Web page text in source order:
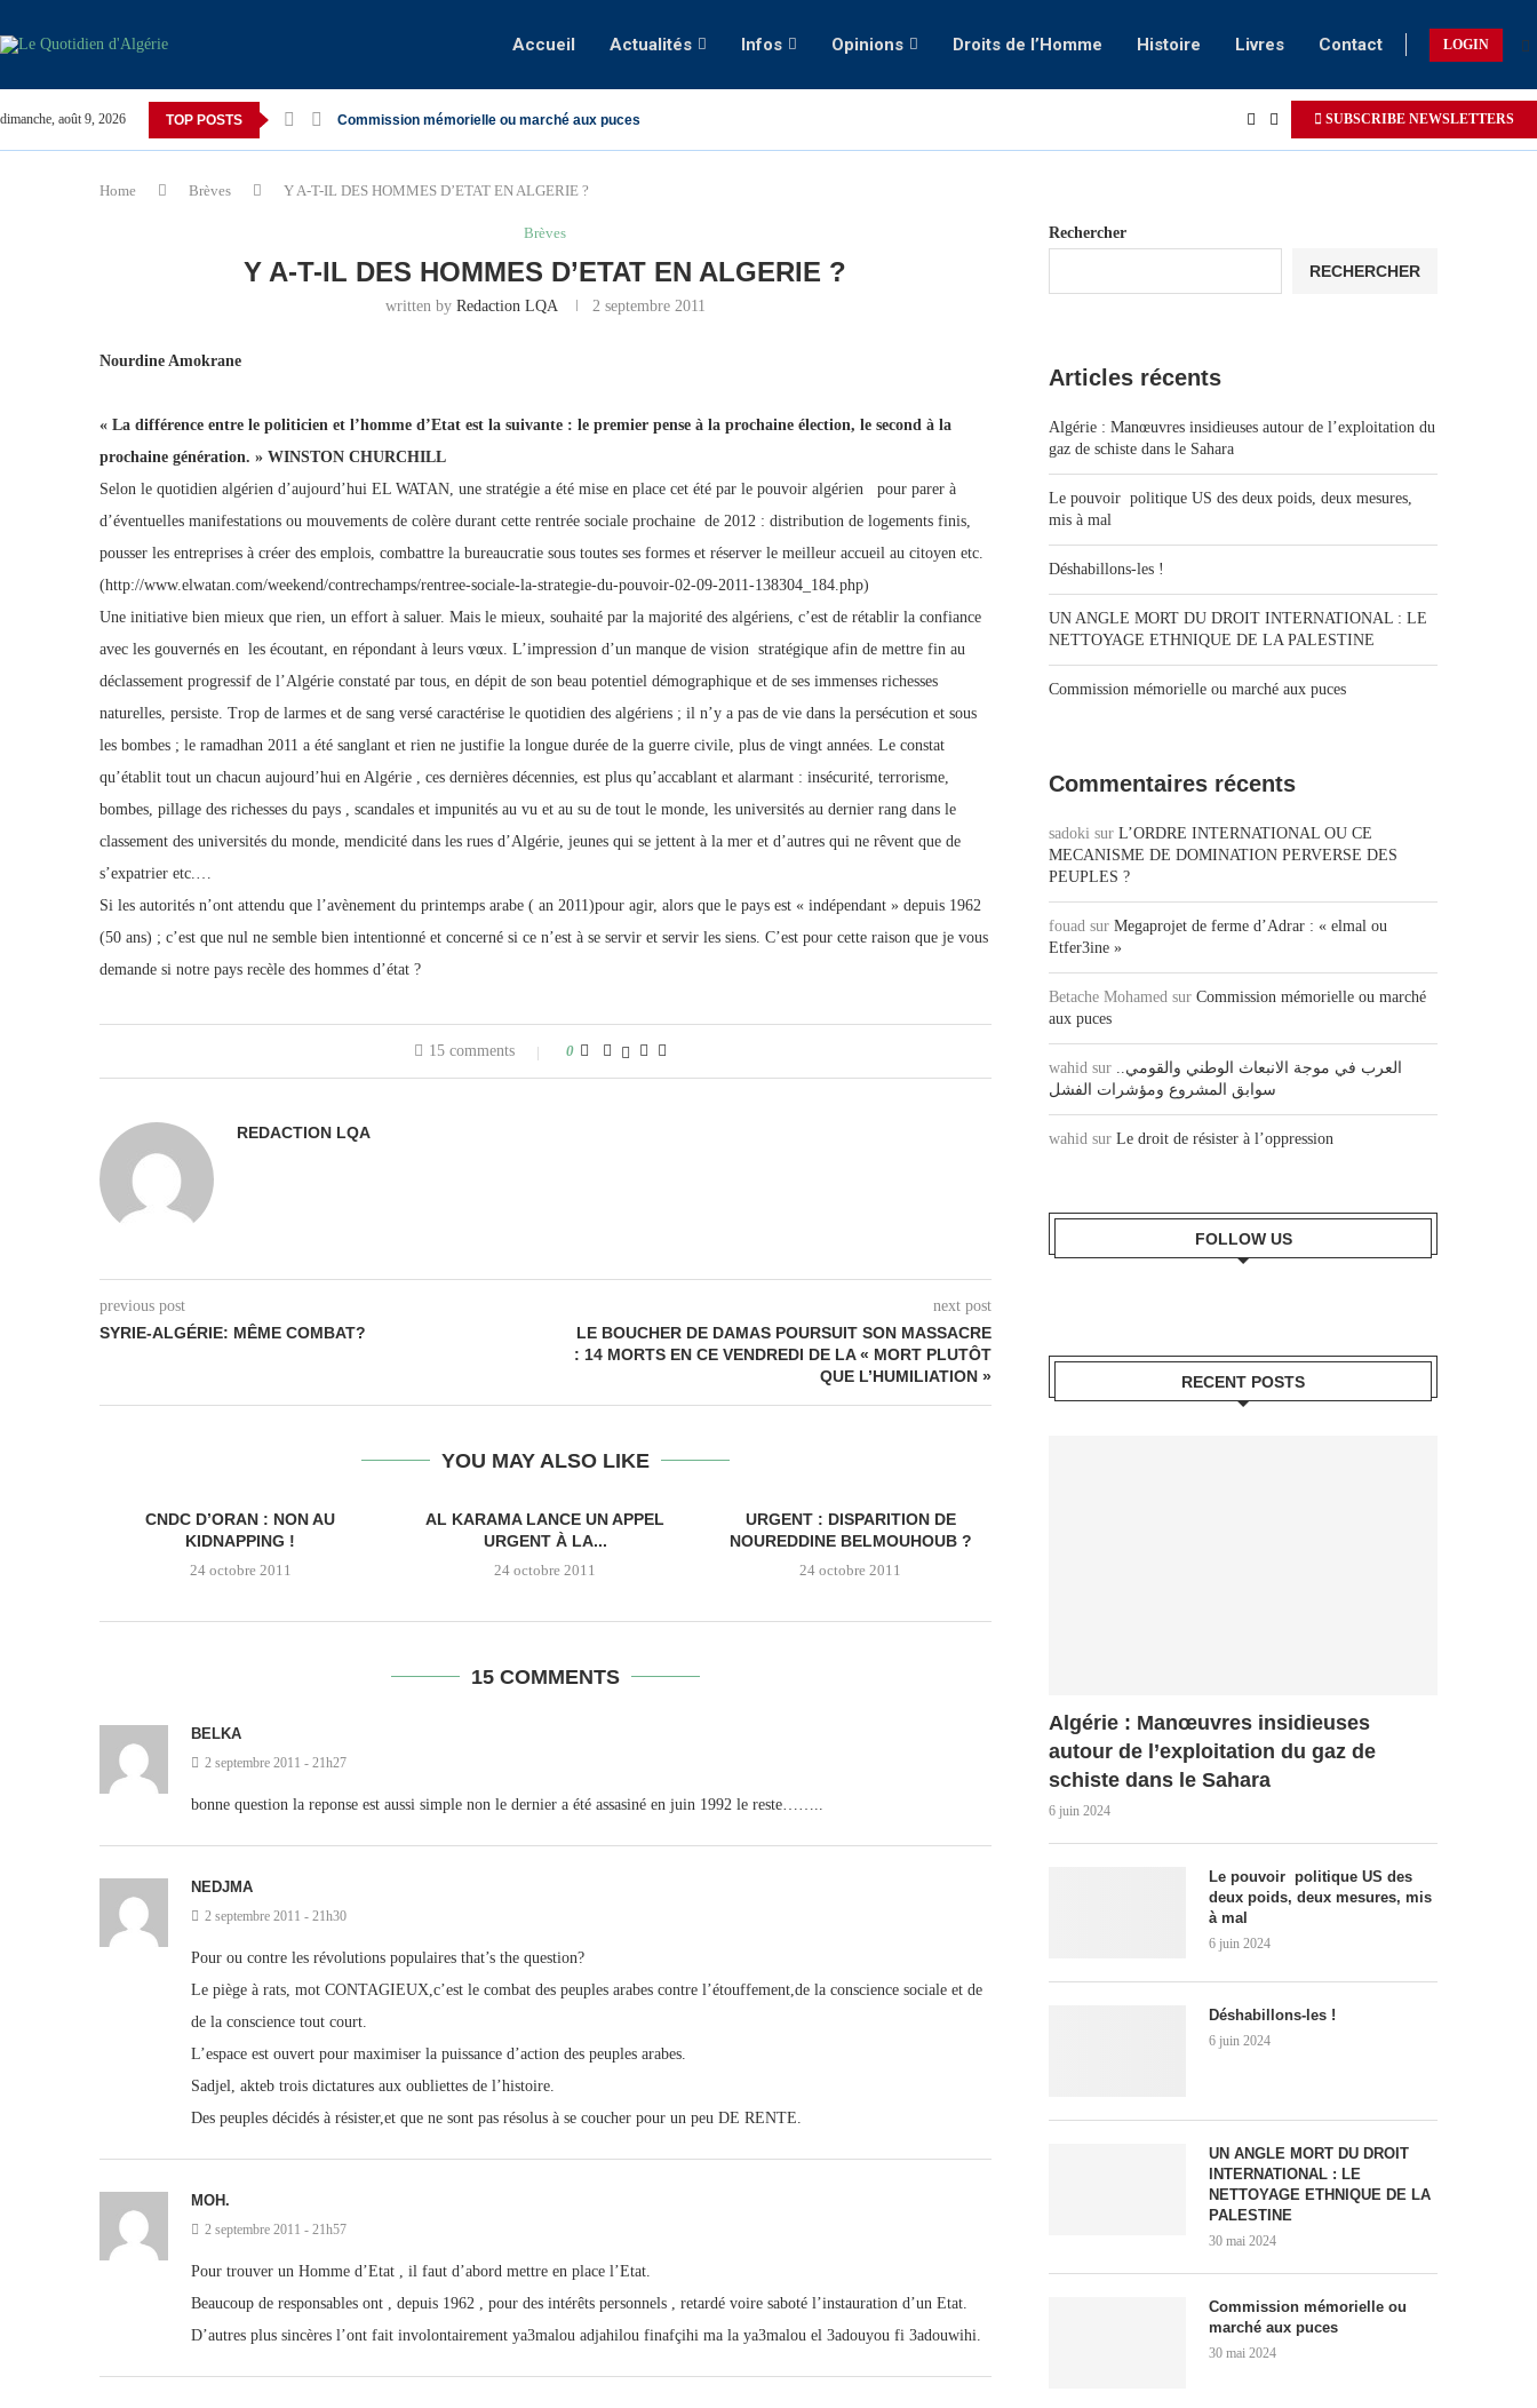
Accueil Actualités Infos Opinions Droits de l’Homme Histoire Livres Contact LOGIN
dimanche, août 9, 2026 TOP POSTS Commission mémorielle ou marché aux puces SUBSCRIBE NEWSLETTERS
Home Brèves Y A-T-IL DES HOMMES D’ETAT EN ALGERIE ?
Brèves
Y A-T-IL DES HOMMES D’ETAT EN ALGERIE ?
written by Redaction LQA 2 septembre 2011
Nourdine Amokrane
« La différence entre le politicien et l’homme d’Etat est la suivante : le premier pense à la prochaine élection, le second à la
prochaine génération. » WINSTON CHURCHILL
Selon le quotidien algérien d’aujourd’hui EL WATAN, une stratégie a été mise en place cet été par le pouvoir algérien pour parer à
d’éventuelles manifestations ou mouvements de colère durant cette rentrée sociale prochaine de 2012 : distribution de logements finis,
pousser les entreprises à créer des emplois, combattre la bureaucratie sous toutes ses formes et réserver le meilleur accueil au citoyen etc.
(http://www.elwatan.com/weekend/contrechamps/rentree-sociale-la-strategie-du-pouvoir-02-09-2011-138304_184.php)
Une initiative bien mieux que rien, un effort à saluer. Mais le mieux, souhaité par la majorité des algériens, c’est de rétablir la confiance
avec les gouvernés en les écoutant, en répondant à leurs vœux. L’impression d’un manque de vision stratégique afin de mettre fin au
déclassement progressif de l’Algérie constaté par tous, en dépit de son beau potentiel démographique et de ses immenses richesses
naturelles, persiste. Trop de larmes et de sang versé caractérise le quotidien des algériens ; il n’y a pas de vie dans la persécution et sous
les bombes ; le ramadhan 2011 a été sanglant et rien ne justifie la longue durée de la guerre civile, plus de vingt années. Le constat
qu’établit tout un chacun aujourd’hui en Algérie , ces dernières décennies, est plus qu’accablant et alarmant : insécurité, terrorisme,
bombes, pillage des richesses du pays , scandales et impunités au vu et au su de tout le monde, les universités au dernier rang dans le
classement des universités du monde, mendicité dans les rues d’Algérie, jeunes qui se jettent à la mer et d’autres qui ne rêvent que de
s’expatrier etc.…
Si les autorités n’ont attendu que l’avènement du printemps arabe ( an 2011)pour agir, alors que le pays est « indépendant » depuis 1962
(50 ans) ; c’est que nul ne semble bien intentionné et concerné si ce n’est à se servir et servir les siens. C’est pour cette raison que je vous
demande si notre pays recèle des hommes d’état ?
15 comments 0
REDACTION LQA
previous post
SYRIE-ALGÉRIE: MÊME COMBAT?
next post
LE BOUCHER DE DAMAS POURSUIT SON MASSACRE
: 14 MORTS EN CE VENDREDI DE LA « MORT PLUTÔT
QUE L’HUMILIATION »
YOU MAY ALSO LIKE
CNDC D’ORAN : NON AU
KIDNAPPING !
24 octobre 2011
AL KARAMA LANCE UN APPEL
URGENT À LA...
24 octobre 2011
URGENT : DISPARITION DE
NOUREDDINE BELMOUHOUB ?
24 octobre 2011
15 COMMENTS
BELKA
2 septembre 2011 - 21h27
bonne question la reponse est aussi simple non le dernier a été assasiné en juin 1992 le reste……..
NEDJMA
2 septembre 2011 - 21h30
Pour ou contre les révolutions populaires that’s the question?
Le piège à rats, mot CONTAGIEUX,c’est le combat des peuples arabes contre l’étouffement,de la conscience sociale et de
de la conscience tout court.
L’espace est ouvert pour maximiser la puissance d’action des peuples arabes.
Sadjel, akteb trois dictatures aux oubliettes de l’histoire.
Des peuples décidés à résister,et que ne sont pas résolus à se coucher pour un peu DE RENTE.
MOH.
2 septembre 2011 - 21h57
Pour trouver un Homme d’Etat , il faut d’abord mettre en place l’Etat.
Beaucoup de responsables ont , depuis 1962 , pour des intérêts personnels , retardé voire saboté l’instauration d’un Etat.
D’autres plus sincères l’ont fait involontairement ya3malou adjahilou finafçihi ma la ya3malou el 3adouyou fi 3adouwihi.
Rechercher
RECHERCHER
Articles récents
Algérie : Manœuvres insidieuses autour de l’exploitation du
gaz de schiste dans le Sahara
Le pouvoir politique US des deux poids, deux mesures,
mis à mal
Déshabillons-les !
UN ANGLE MORT DU DROIT INTERNATIONAL : LE
NETTOYAGE ETHNIQUE DE LA PALESTINE
Commission mémorielle ou marché aux puces
Commentaires récents
sadoki sur L’ORDRE INTERNATIONAL OU CE
MECANISME DE DOMINATION PERVERSE DES
PEUPLES ?
fouad sur Megaprojet de ferme d’Adrar : « elmal ou
Etfer3ine »
Betache Mohamed sur Commission mémorielle ou marché
aux puces
wahid sur العرب في موجة الانبعاث الوطني والقومي..
سوابق المشروع ومؤشرات الفشل
wahid sur Le droit de résister à l’oppression
FOLLOW US
RECENT POSTS
Algérie : Manœuvres insidieuses
autour de l’exploitation du gaz de
schiste dans le Sahara
6 juin 2024
Le pouvoir politique US des
deux poids, deux mesures, mis
à mal
6 juin 2024
Déshabillons-les !
6 juin 2024
UN ANGLE MORT DU DROIT
INTERNATIONAL : LE
NETTOYAGE ETHNIQUE DE LA
PALESTINE
30 mai 2024
Commission mémorielle ou
marché aux puces
30 mai 2024